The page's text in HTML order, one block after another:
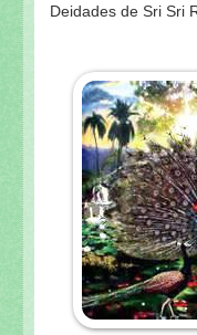
Deidades de Sri Sri